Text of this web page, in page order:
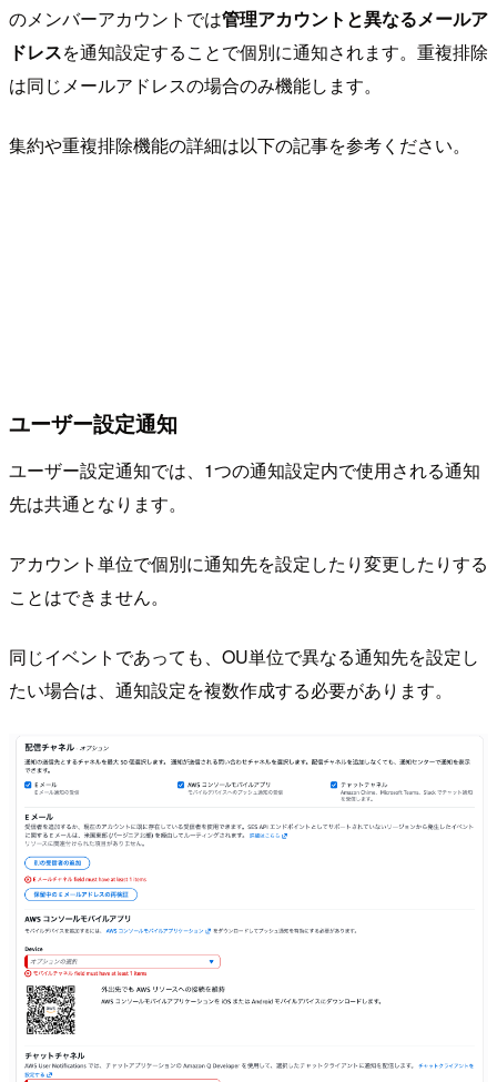
のメンバーアカウントでは管理アカウントと異なるメールア
ドレスを通知設定することで個別に通知されます。重複排除
は同じメールアドレスの場合のみ機能します。
集約や重複排除機能の詳細は以下の記事を参考ください。
ユーザー設定通知
ユーザー設定通知では、1つの通知設定内で使用される通知
先は共通となります。
アカウント単位で個別に通知先を設定したり変更したりする
ことはできません。
同じイベントであっても、OU単位で異なる通知先を設定し
たい場合は、通知設定を複数作成する必要があります。